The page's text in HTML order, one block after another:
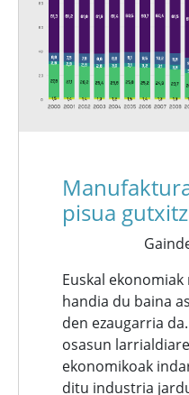
pisua
Euskal
handia du baina
den ezaugarria
osasun
ekonomikoak
ditu industria